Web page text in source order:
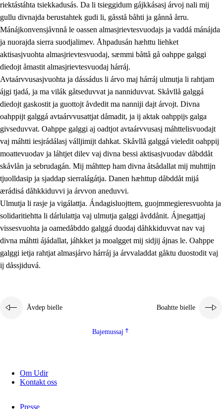
1. Åhpadusá árvvovuodo
1.1 Almasjárvvo
1.2 Identitiehtta ja kultuvralasj moattevuohta
1.3 Lájttális ájádallam ja estetihkalasj diedulasjvuohta
1.4 Dahkamávvo, berustibme ja diehtemvájnogisvuohta
1.5 Vieledus luonnduj ja birásdiedulasjvuohta
1.6 Demokratijja ja oassálasstem
riektástáhta tsiekkadusás. Da li tsieggidum gájkkásasj árvoj nali mij
gullu divnajda berustahtek gudi li, gåsstå båhti ja gånnå årru.
Mánájkonvensjåvnnå le oassen almasjrievtesvuodajs ja vaddá mánájda
ja nuorajda sierra suodjalimev. Åhpadusán hæhttu liehket
aktisasjvuohta almasjrievtesvuodaj, sæmmi båttå gå oahppe galggi
diedojt åmastit almasjrievtesvuodaj hárráj.
Avtaárvvusasjvuohta ja dássádus li árvo maj hárráj ulmutja li rahtjam
ájgi tjadá, ja ma vilák gåtseduvvat ja nanniduvvat. Skåvllå galggá
diedojt gaskostit ja guottojt åvdedit ma nanniji dajt árvojt. Divna
oahppijt galggá avtaárvvusattjat dåmadit, ja ij aktak oahppijs galga
givseduvvat. Oahppe galggi aj oadtjot avtaárvvusasj máhttelisvuodajt
vaj máhtti iesjrádálasj válljimijt dahkat. Skåvllå galggá vieledit oahppij
moattevuodav ja láhtjet dilev vaj divna bessi aktisasjvuodav dåbddåt
skåvlån ja sebrudagán. Mij máhttep ham divna åtsådallat mij muhttijn
tjuolldasip ja sjaddap sierralágátja. Danen hæhttup dåbddåt mijá
ærádisá dåhkkiduvvi ja árvvon aneduvvi.
Ulmutja li rasje ja vigálattja. Ándagisluojttem, guojmmegieresvuohta ja
solidaritiehtta li dárlulattja vaj ulmutja galggi åvddånit. Ájnegattjaj
vissesvuohta ja oamedåbddo galggá duodaj dåhkkiduvvat nav vaj
divna máhtti ájádallat, jáhkket ja moalgget mij sidjij ájnas le. Oahppe
galggi ietja rahtjat almasjárvo hárráj ja árvvaladdat gåktu duostodit vaj
ij dåssjiduvá.
Åvdep bielle Boahtte bielle
Bajemussaj
Om Udir
Kontakt oss
Presse